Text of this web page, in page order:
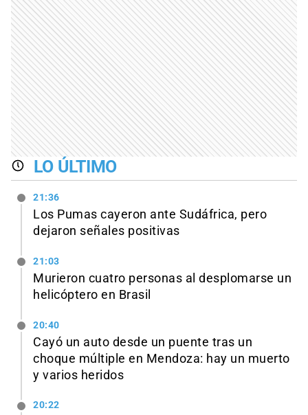
LO ÚLTIMO
21:36
Los Pumas cayeron ante Sudáfrica, pero
dejaron señales positivas
21:03
Murieron cuatro personas al desplomarse un
helicóptero en Brasil
20:40
Cayó un auto desde un puente tras un
choque múltiple en Mendoza: hay un muerto
y varios heridos
20:22